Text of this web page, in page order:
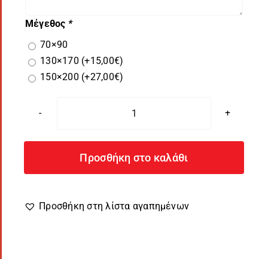
Μέγεθος *
70×90
130×170 (+15,00€)
150×200 (+27,00€)
Πάπλωμα
LittlePrincess
ποσότητα
Προσθήκη στο καλάθι
Προσθήκη στη λίστα αγαπημένων